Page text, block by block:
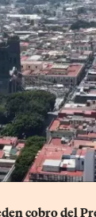
cobro del